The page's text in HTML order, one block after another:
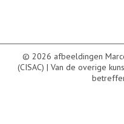
© 2026 afbeeldingen
(CISAC) | Van de overige